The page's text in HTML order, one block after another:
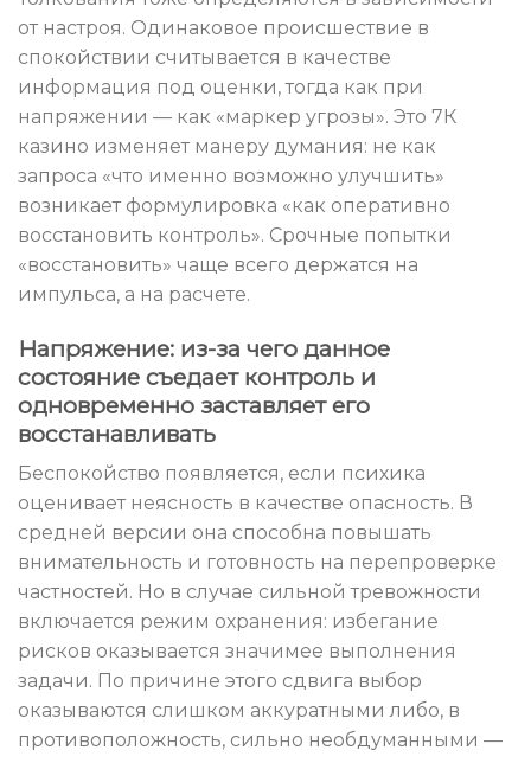
от настроя. Одинаковое происшествие в
спокойствии считывается в качестве
информация под оценки, тогда как при
напряжении — как «маркер угрозы». Это 7К
казино изменяет манеру думания: не как
запроса «что именно возможно улучшить»
возникает формулировка «как оперативно
восстановить контроль». Срочные попытки
«восстановить» чаще всего держатся на
импульса, а на расчете.
Напряжение: из-за чего данное
состояние съедает контроль и
одновременно заставляет его
восстанавливать
Беспокойство появляется, если психика
оценивает неясность в качестве опасность. В
средней версии она способна повышать
внимательность и готовность на перепроверке
частностей. Но в случае сильной тревожности
включается режим охранения: избегание
рисков оказывается значимее выполнения
задачи. По причине этого сдвига выбор
оказываются слишком аккуратными либо, в
противоположность, сильно необдуманными —